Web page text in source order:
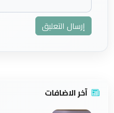
إرسال التعليق
آخر الاضافات